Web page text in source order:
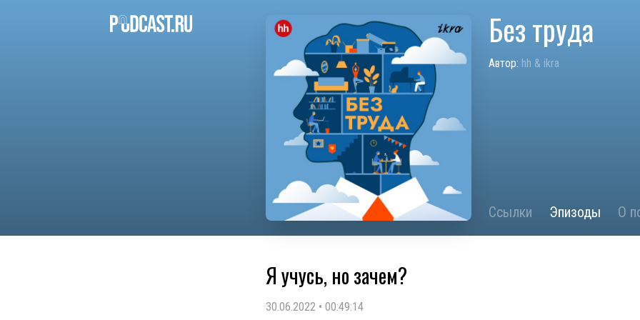
Без труда
Автор: hh & ikra
Ссылки Эпизоды О
Я учусь, но зачем?
30.06.2022 • 00:49:14